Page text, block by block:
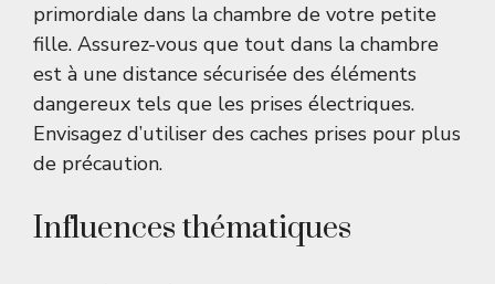
primordiale dans la chambre de votre petite
fille. Assurez-vous que tout dans la chambre
est à une distance sécurisée des éléments
dangereux tels que les prises électriques.
Envisagez d’utiliser des caches prises pour plus
de précaution.
Influences thématiques